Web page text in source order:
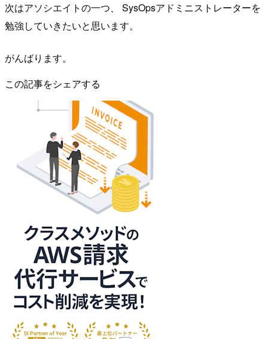
次はアソシエイトの一つ、 SysOpsアドミニストレーターを
勉強していきたいと思います。
がんばります。
この記事をシェアする